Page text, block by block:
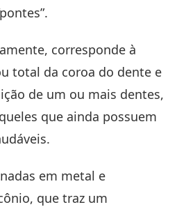
corresponde à
total da coroa do dente e
de um ou mais dentes,
que ainda possuem
em metal e
que traz um